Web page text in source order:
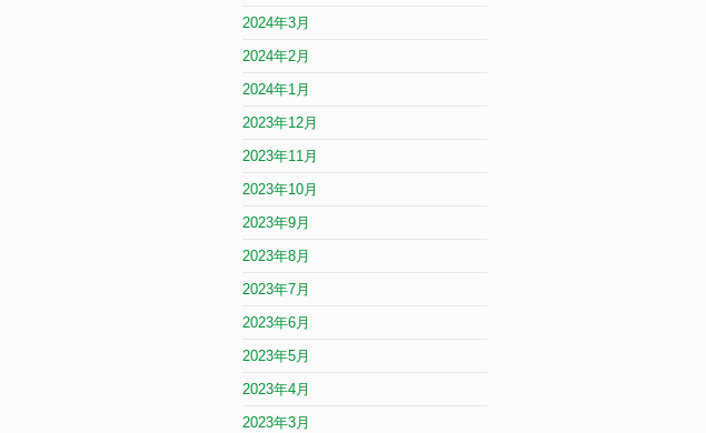
2024年3月
2024年2月
2024年1月
2023年12月
2023年11月
2023年10月
2023年9月
2023年8月
2023年7月
2023年6月
2023年5月
2023年4月
2023年3月